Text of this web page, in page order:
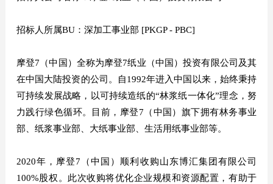
招标人所属BU：深加工事业部 [PKGP - PBC]
摩登7（中国）全称为摩登7纸业（中国）投资有限公司及其
在中国大陆投资的公司。自1992年进入中国以来，始终秉持
可持续发展战略，以可持续造纸的“林浆纸一体化”理念，努
力践行绿色循环。目前，摩登7（中国）旗下拥有林务事业
部、纸浆事业部、大纸事业部、生活用纸事业部等。
2020年，摩登7（中国）顺利收购山东博汇集团有限公司
100%股权。此次收购将优化企业规模和资源配置，有助于